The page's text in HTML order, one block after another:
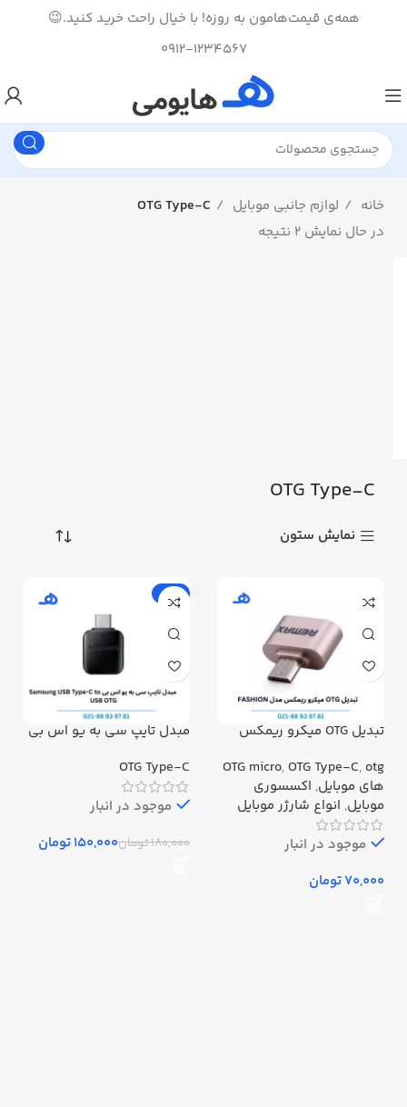
همه‌ی قیمت‌هامون به روزه! با خیال راحت خرید کنید.😉
0912-1234567
خانه لوازم جانبی موبایل
OTG Type-C
در حال نمایش 2 نتیجه
OTG Type-C
نمایش ستون
تبدیل OTG میکرو ریمکس
مقوایی OTG micro,OTG Type-C, otg
های موبایل, اکسسوری
موبایل, انواع شارژر موبایل
موجود در انبار
تومان
-17%
مبدل تایپ سی به یو اس بی
USB OTG
OTG Type-C
موجود در انبار
180,000تومان150,000تومان